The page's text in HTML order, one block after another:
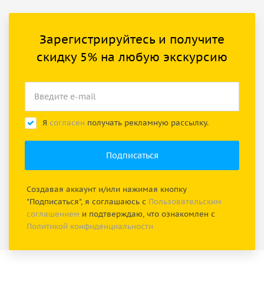
Зарегистрируйтесь и получите
скидку 5% на любую экскурсию
Я согласен получать рекламную рассылку.
Создавая аккаунт и/или нажимая кнопку
"Подписаться", я соглашаюсь с Пользовательским
соглашением и подтверждаю, что ознакомлен с
Политикой конфиденциальности